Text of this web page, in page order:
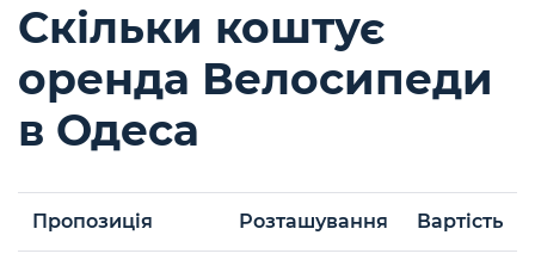
Скільки коштує
оренда Велосипеди
в Одеса
Пропозиція Розташування Вартість